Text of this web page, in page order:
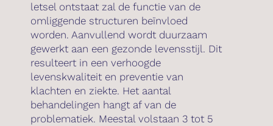
letsel ontstaat zal de functie van de
omliggende structuren beïnvloed
worden. Aanvullend wordt duurzaam
gewerkt aan een gezonde levensstijl. Dit
resulteert in een verhoogde
levenskwaliteit en preventie van
klachten en ziekte. Het aantal
behandelingen hangt af van de
problematiek. Meestal volstaan 3 tot 5